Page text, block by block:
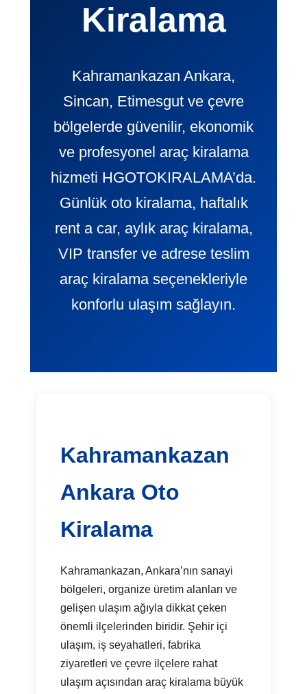
Kiralama
Kahramankazan Ankara,
Sincan, Etimesgut ve çevre
bölgelerde güvenilir, ekonomik
ve profesyonel araç kiralama
hizmeti HGOTOKIRALAMA’da.
Günlük oto kiralama, haftalık
rent a car, aylık araç kiralama,
VIP transfer ve adrese teslim
araç kiralama seçenekleriyle
konforlu ulaşım sağlayın.
Kahramankazan
Ankara Oto
Kiralama
Kahramankazan, Ankara’nın sanayi
bölgeleri, organize üretim alanları ve
gelişen ulaşım ağıyla dikkat çeken
önemli ilçelerinden biridir. Şehir içi
ulaşım, iş seyahatleri, fabrika
ziyaretleri ve çevre ilçelere rahat
ulaşım açısından araç kiralama büyük